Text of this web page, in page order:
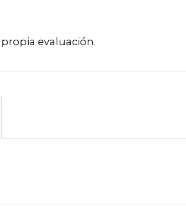
evaluación.